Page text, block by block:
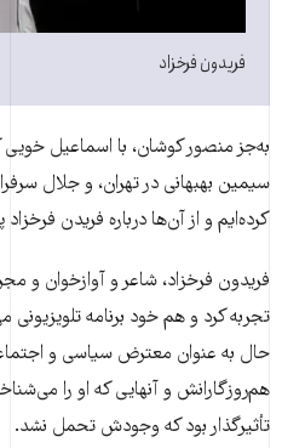
فریدون فرخزاد
به‌جز منصور کوشان، با اسماعیل خویی
سیمین بهبهانی در تهران، و جلال
کرده‌ایم و از آن‌ها درباره فریدن فرخزاد
فریدون فرخزاد، شاعر و آوازخوان و
تجربه کرد و هم خود برنامه
حال به عنوان معترض سیاسی و
هم‌روزگارانش و آنهایی که او را
تأثیرگذار بود که وجودش تحمل نشد.